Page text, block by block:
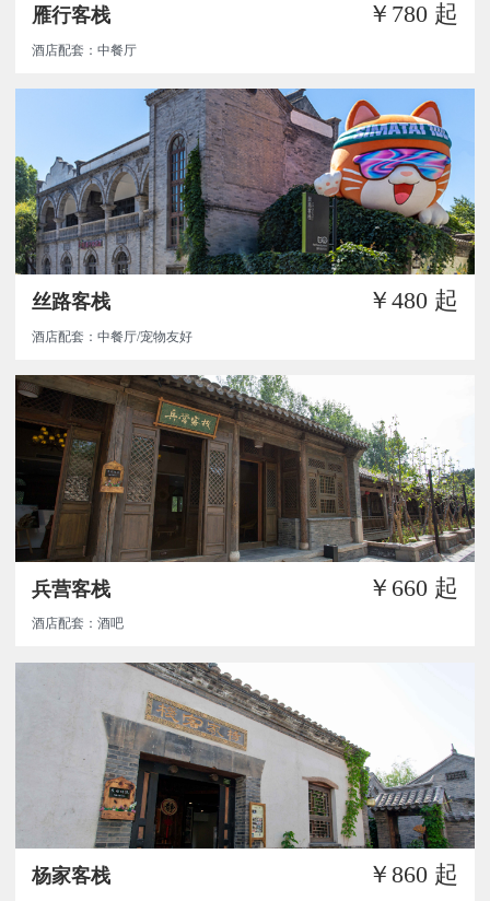
雁行客栈 ￥780 起
酒店配套：中餐厅
丝路客栈 ￥480 起
酒店配套：中餐厅/宠物友好
兵营客栈 ￥660 起
酒店配套：酒吧
杨家客栈 ￥860 起